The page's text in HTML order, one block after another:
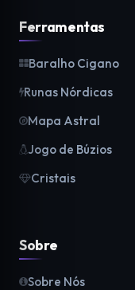
Ferramentas
Baralho Cigano
Runas Nórdicas
Mapa Astral
Jogo de Búzios
Cristais
Sobre
Sobre Nós